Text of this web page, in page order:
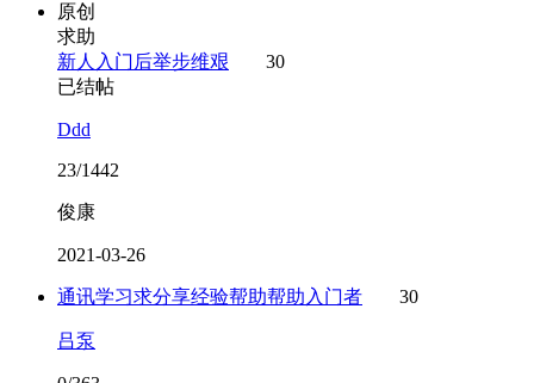
原创
求助
新人入门后举步维艰
30
已结帖
Ddd
23/1442
俊康
2021-03-26
通讯学习求分享经验帮助帮助入门者 30
吕泵